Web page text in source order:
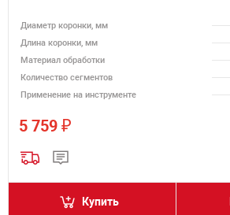
Диаметр коронки, мм
Длина коронки, мм
Материал обработки
Количество сегментов
Применение на инструменте
5 759 ₽
Купить